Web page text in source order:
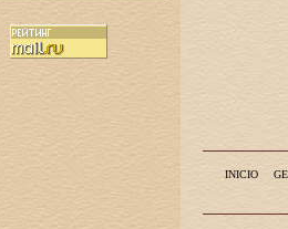
INICIO